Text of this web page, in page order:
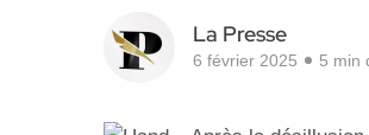
La Presse
6 février 2025 5 min